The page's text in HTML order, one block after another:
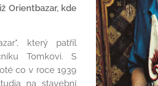
Orientbazar, kde
který patřil
Tomkovi. S
co v roce 1939
na stavební